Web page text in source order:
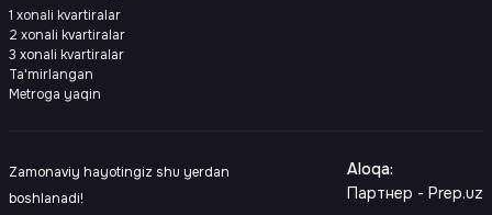
1 xonali kvartiralar
2 xonali kvartiralar
3 xonali kvartiralar
Ta'mirlangan
Metroga yaqin
Zamonaviy hayotingiz shu yerdan
boshlanadi!
Aloqa:
Партнер - Prep.uz